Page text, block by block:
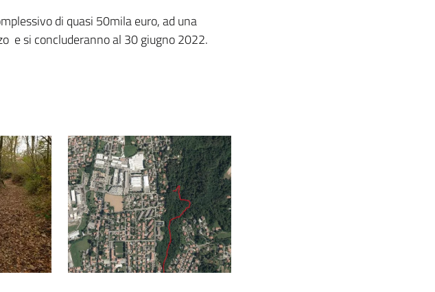
di quasi 50mila euro, ad una
e si concluderanno al 30 giugno 2022.